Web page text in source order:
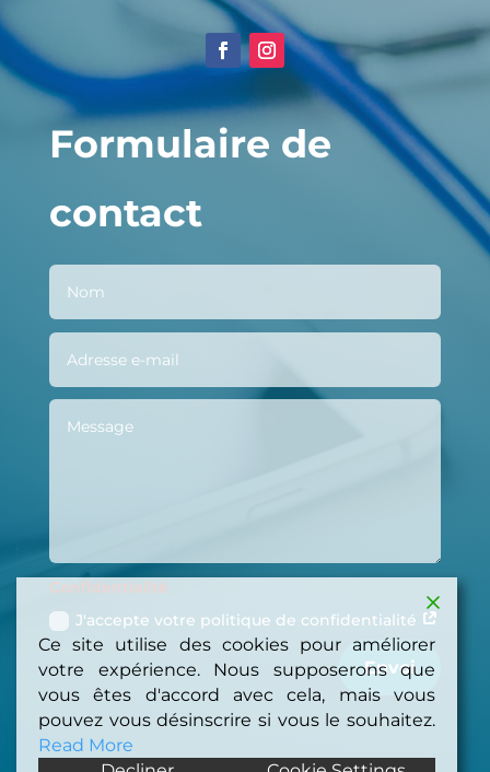
Formulaire de
contact
Confidentialité
J'accepte votre politique de confidentialité
Envoi
Ce site utilise des cookies pour améliorer
votre expérience. Nous supposerons que
vous êtes d'accord avec cela, mais vous
pouvez vous désinscrire si vous le souhaitez.
Read More